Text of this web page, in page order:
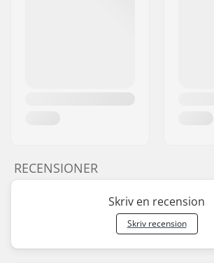
RECENSIONER
Skriv en recension
Skriv recension